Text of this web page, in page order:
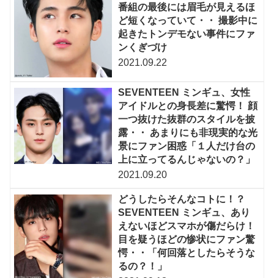
番組の最後には眉毛が見えるほ
ど短くなっていて・・ 撮影中に
起きたトンデモない事件にファ
ンくぎづけ
2021.09.22
SEVENTEEN ミンギュ、女性
アイドルとの身長差に驚愕！ 顔
一つ抜けた抜群のスタイルを披
露・・ あまりにも非現実的な光
景にファン困惑「１人だけ台の
上に立ってるんじゃないの？」
2021.09.20
どうしたらそんなコトに！？
SEVENTEEN ミンギュ、あり
えないほどスマホが傷だらけ！
目を疑うほどの惨状にファン驚
愕・・「何回落としたらそうな
るの？！」